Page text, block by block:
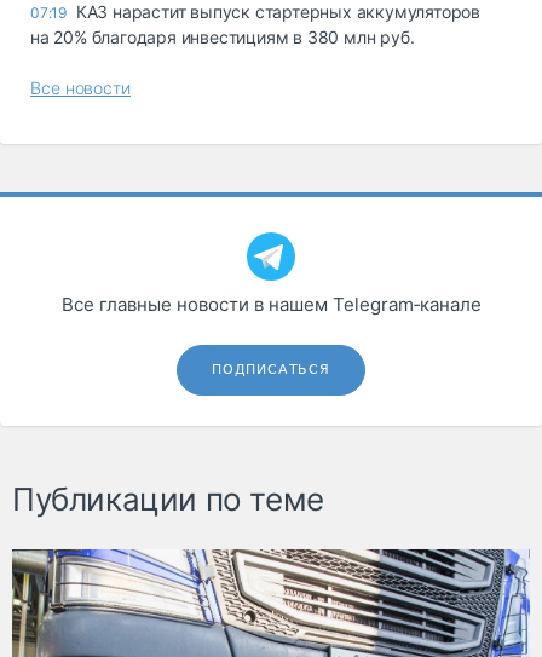
07:19 КАЗ нарастит выпуск стартерных аккумуляторов
на 20% благодаря инвестициям в 380 млн руб.
Все новости
Все главные новости в нашем Telegram‑канале
ПОДПИСАТЬСЯ
Публикации по теме